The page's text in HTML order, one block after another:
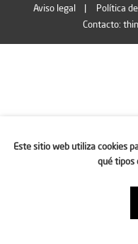
Aviso legal Política
Contacto:
Este sitio web utiliza cookies
qué tipos